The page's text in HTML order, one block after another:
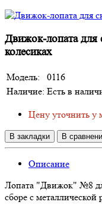
Движок-лопата для
колесиках
Модель:
0116
Наличие: Есть в
Цену уточнить у
В закладки В
Описание
Лопата "Движок" №8
сборе с металлической